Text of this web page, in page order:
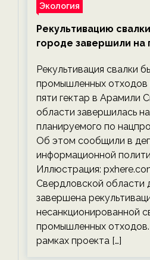
Экология
Рекультивацию
городе завершили на
экологии на ECOportal
Рекультивация свалки
промышленных
пяти гектар в Арамили
области завершилась
планируемого по
Об этом сообщили в
информационной
Иллюстрация:
Свердловской области
завершена
несанкционированной
промышленных
рамках проекта […]